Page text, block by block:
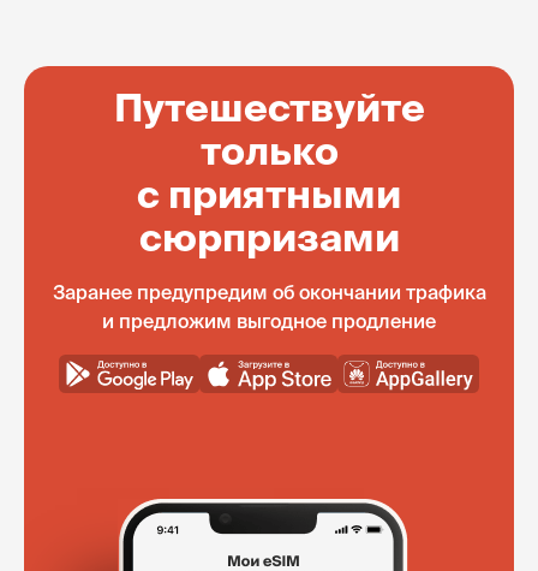
Путешествуйте
только
с приятными
сюрпризами
Заранее предупредим об окончании трафика
и предложим выгодное продление